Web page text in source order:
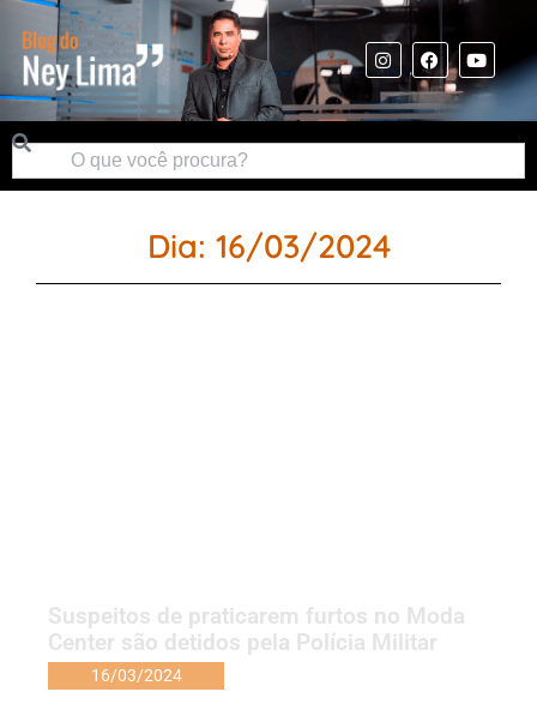
Dia: 16/03/2024
Suspeitos de praticarem furtos no Moda
Center são detidos pela Polícia Militar
16/03/2024